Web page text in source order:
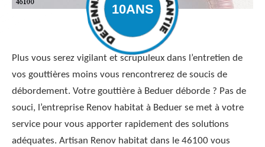
Plus vous serez vigilant et scrupuleux dans l’entretien de
vos gouttières moins vous rencontrerez de soucis de
débordement. Votre gouttière à Beduer déborde ? Pas de
souci, l’entreprise Renov habitat à Beduer se met à votre
service pour vous apporter rapidement des solutions
adéquates. Artisan Renov habitat dans le 46100 vous